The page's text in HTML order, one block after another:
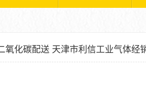
氧化碳配送 天津市利信工业气体经